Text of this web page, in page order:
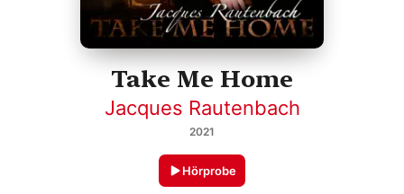
Take Me Home
Jacques Rautenbach
2021
Hörprobe